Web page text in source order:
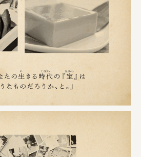
会社 / 大樹町役場企画商工課航空宇
ージ​
, 株式会社ビーツ
グ株式会社